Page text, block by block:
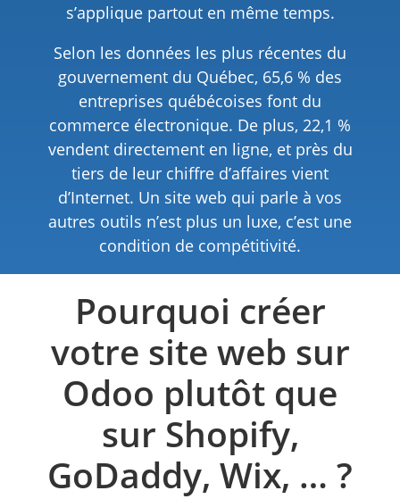
s’applique partout en même temps.
Selon les données les plus récentes du
gouvernement du Québec, 65,6 % des
entreprises québécoises font du
commerce électronique. De plus, 22,1 %
vendent directement en ligne, et près du
tiers de leur chiffre d’affaires vient
d’Internet. Un site web qui parle à vos
autres outils n’est plus un luxe, c’est une
condition de compétitivité.
Pourquoi créer
votre site web sur
Odoo plutôt que
sur Shopify,
GoDaddy, Wix, … ?